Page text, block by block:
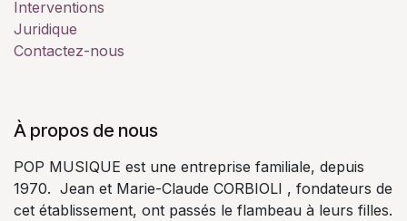
Interventions
Juridique
Contactez-nous
À propos de nous
POP MUSIQUE est une entreprise familiale, depuis
1970. Jean et Marie-Claude CORBIOLI , fondateurs de
cet établissement, ont passés le flambeau à leurs filles.